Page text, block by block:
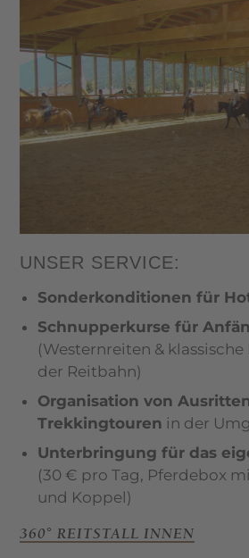
UNSER SERVICE:
Sonderkonditionen für
Schnupperkurse für
(Westernreiten & klassische
der Reitbahn)
Organisation von
Trekkingtouren in der
Unterbringung für das
(30 € pro Tag, Pferdebox
und Koppel)
360° REITSTALL INNEN